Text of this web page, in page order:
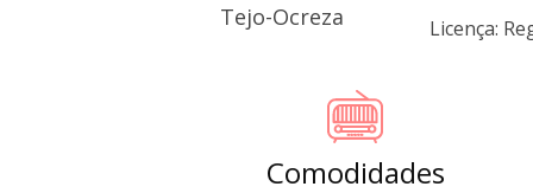
Tejo-Ocreza
Licença:
Comodidades